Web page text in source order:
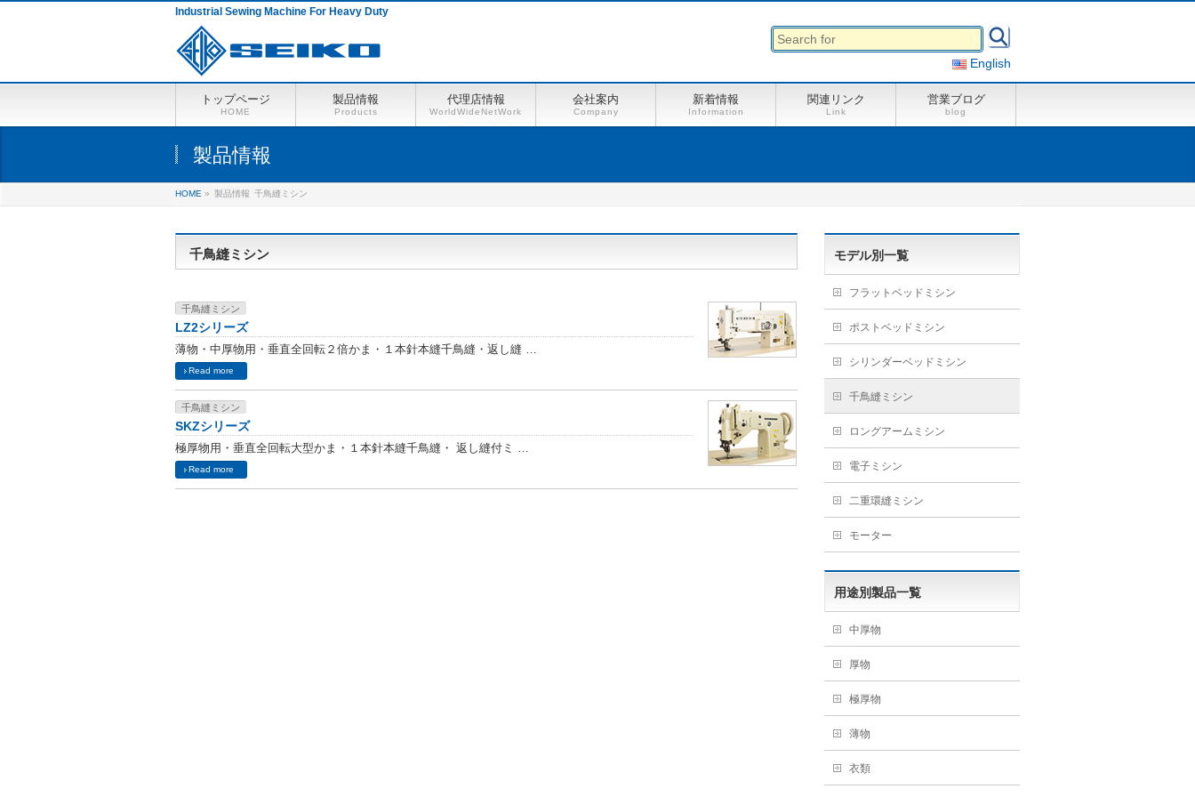
Industrial Sewing Machine For Heavy Duty
English
トップページ
HOME
製品情報
Products
代理店情報
WorldWideNetWork
会社案内
Company
新着情報
Information
関連リンク
Link
営業ブログ
blog
製品情報
HOME » 製品情報 千鳥縫ミシン
千鳥縫ミシン
千鳥縫ミシン
LZ2シリーズ
薄物・中厚物用・垂直全回転２倍かま・１本針本縫千鳥縫・返し縫 …
Read more
千鳥縫ミシン
SKZシリーズ
極厚物用・垂直全回転大型かま・１本針本縫千鳥縫・ 返し縫付ミ …
Read more
モデル別一覧
フラットベッドミシン
ポストベッドミシン
シリンダーベッドミシン
千鳥縫ミシン
ロングアームミシン
電子ミシン
二重環縫ミシン
モーター
用途別製品一覧
中厚物
厚物
極厚物
薄物
衣類